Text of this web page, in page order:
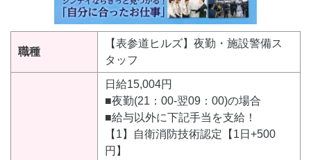
職種
【表参道ヒルズ】夜勤・施設警備ス
タッフ
日給15,004円
■夜勤(21：00-翌09：00)の場合
■給与以外に下記手当を支給！
【1】自衛消防技術認定【1日+500
円】